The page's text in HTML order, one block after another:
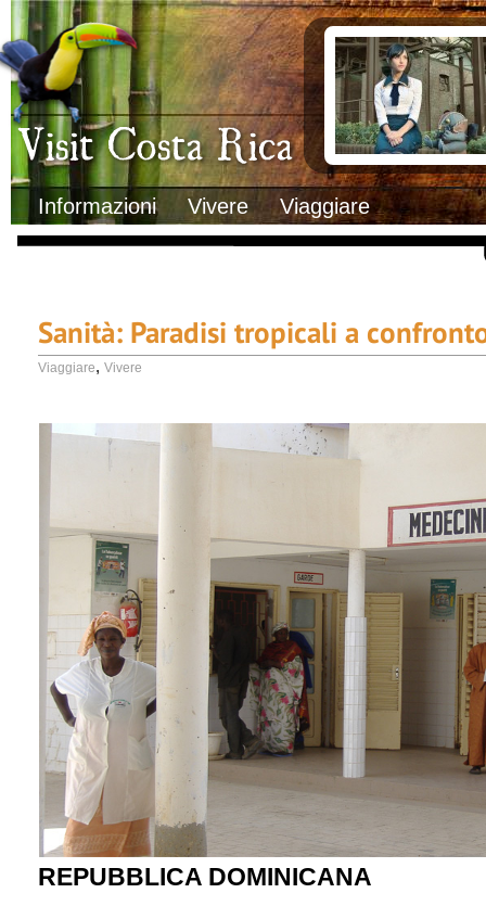
Visit Costa Rica
Informazioni Vivere Viaggiare
Clima
Geografia
Informazioni Geografiche
Letteratura e cultura
Gastronomia
Lo sapevi che
Musica
Natura
Storia
Trasporti Interni
Documenti
Italiani in Costa
L’ambasciata
Opportunità
Sanità: Paradisi tropicali a
Viaggiare, Vivere
REPUBBLICA DOMINICANA